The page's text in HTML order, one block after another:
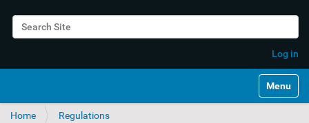
Search Site
Log in
Toggle
Home
Regulations